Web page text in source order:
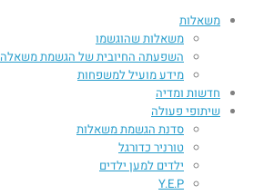
משאלות
משאלות שהוגשמו
השפעתה החיובית של הגשמת משאלה​
מידע מועיל למשפחות
חדשות ומדיה
שיתופי פעולה
סדנת הגשמת משאלות
טורניר כדורגל
ילדים למען ילדים
Y.E.P